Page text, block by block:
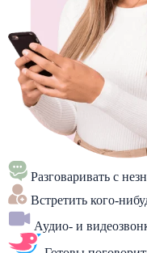
Разговаривать с
Встретить кого-
Аудио- и